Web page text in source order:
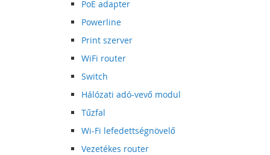
PoE adapter
Powerline
Print szerver
WiFi router
Switch
Hálózati adó-vevő modul
Tűzfal
Wi-Fi lefedettségnövelő
Vezetékes router